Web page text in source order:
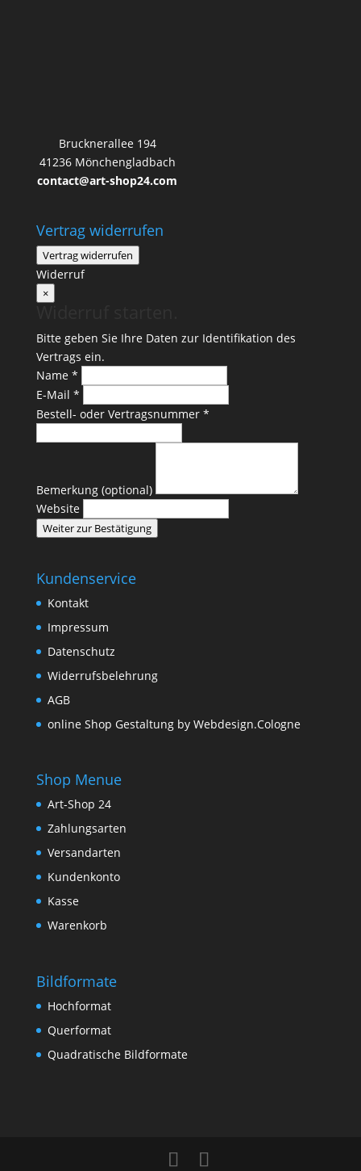
Brucknerallee 194
41236 Mönchengladbach
contact@art-shop24.com
Vertrag widerrufen
Vertrag widerrufen
Widerruf
×
Bitte geben Sie Ihre Daten zur Identifikation des
Vertrags ein.
Name *
E-Mail *
Bestell- oder Vertragsnummer *
Bemerkung (optional)
Website
Weiter zur Bestätigung
Kundenservice
Kontakt
Impressum
Datenschutz
Widerrufsbelehrung
AGB
online Shop Gestaltung by Webdesign.Cologne
Shop Menue
Art-Shop 24
Zahlungsarten
Versandarten
Kundenkonto
Kasse
Warenkorb
Bildformate
Hochformat
Querformat
Quadratische Bildformate